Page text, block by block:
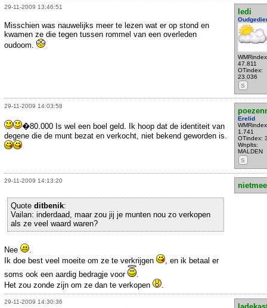
29-11-2009 13:46:51
ledi
47.811
OTindex:
23.036
S
Misschien was nauwelijks meer te lezen wat er op stond en
kwamen ze die tegen tussen rommel van een overleden
oudoom.
29-11-2009 14:03:58
Erelid
1.741
OTindex:
Wnplts:
MALDEN
S
�80.000 Is wel een boel geld. Ik hoop dat de identiteit van
degene die de munt bezat en verkocht, niet bekend geworden is.
29-11-2009 14:13:20
Quote ditbenik:
Vailan: inderdaad, maar zou jij je munten nou zo verkopen
als ze veel waard waren?
Nee
.
Ik doe best veel moeite om ze te verkrijgen
, en ik betaal er
soms ook een aardig bedragje voor
.
Het zou zonde zijn om ze dan te verkopen
.
29-11-2009 14:30:36